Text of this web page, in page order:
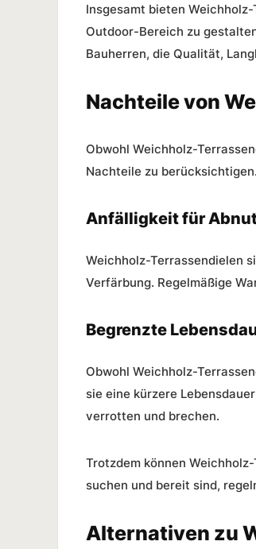
Insgesamt bieten
Outdoor-Bereich zu
Bauherren, die Qualität,
Nachteile von
Obwohl Weichholz-
Nachteile zu berücksichtigen.
Anfälligkeit für
Weichholz-Terrassendielen
Verfärbung. Regelmäßige
Begrenzte
Obwohl Weichholz-
sie eine kürzere
verrotten und brechen.
Trotzdem können
suchen und bereit sind,
Alternativen zu